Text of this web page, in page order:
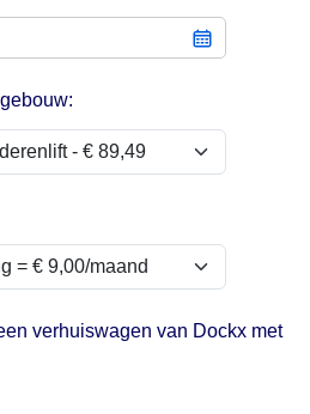
verhuiswagen van Dockx met